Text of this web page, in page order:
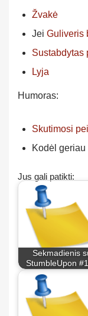
Žvakė
Jei Guliveris
Sustabdytas
Lyja
Humoras:
Skutimosi
Kodėl geriau
Jus gali patikti:
Sekmadienis
StumbleUpon